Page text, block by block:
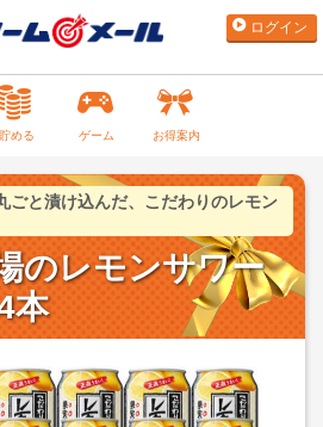
ログイン
貯める ゲーム お得案内
ごと漬け込んだ、こだわりのレモン
のレモンサワー
本